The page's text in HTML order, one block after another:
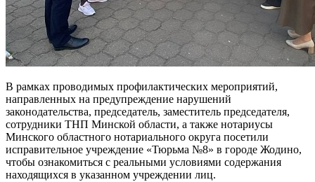
В рамках проводимых профилактических мероприятий,
направленных на предупреждение нарушений
законодательства, председатель, заместитель председателя,
сотрудники ТНП Минской области, а также нотариусы
Минского областного нотариального округа посетили
исправительное учреждение «Тюрьма №8» в городе Жодино,
чтобы ознакомиться с реальными условиями содержания
находящихся в указанном учреждении лиц.